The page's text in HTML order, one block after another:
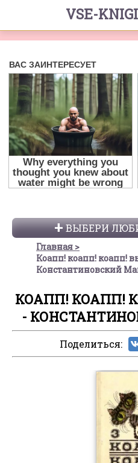
VSE-
ВЫБЕРИ
Главная
Коапп! коапп! коапп!
Константиновский
КОАПП! КОАПП!
-
Поделиться: